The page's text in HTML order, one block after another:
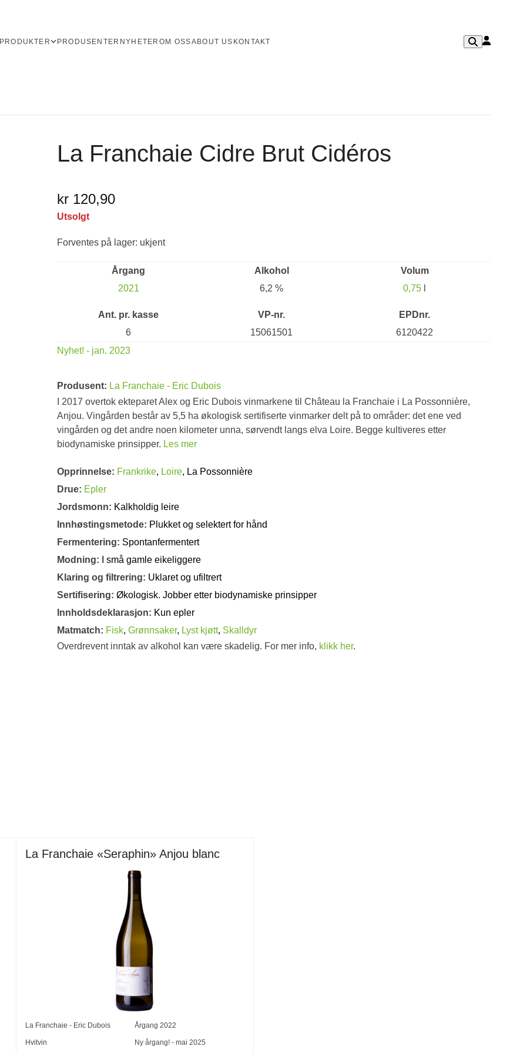
PRODUKTER PRODUSENTER NYHETER OM OSSABOUT US KONTAKT
La Franchaie Cidre Brut Cidéros
kr 120,90
Utsolgt
Forventes på lager: ukjent
Årgang
2021
Alkohol
6,2 %
Volum
0,75
Ant. pr. kasse
6
VP-nr.
15061501
EPDnr.
6120422
Nyhet! - jan. 2023
Produsent: La Franchaie - Eric Dubois
I 2017 overtok ekteparet Alex og Eric Dubois vinmarkene til Château la Franchaie i La Possonnière,
Anjou. Vingården består av 5,5 ha økologisk sertifiserte vinmarker delt på to områder: det ene ved
vingården og det andre noen kilometer unna, sørvendt langs elva Loire. Begge kultiveres etter
biodynamiske prinsipper. Les mer
Opprinnelse: Frankrike, Loire, La Possonnière
Drue: Epler
Jordsmonn: Kalkholdig leire
Innhøstingsmetode: Plukket og selektert for hånd
Fermentering: Spontanfermentert
Modning:
I små gamle eikeliggere
Klaring og filtrering: Uklaret og ufiltrert
Sertifisering: Økologisk. Jobber etter biodynamiske prinsipper
Innholdsdeklarasjon: Kun epler
Matmatch: Fisk, Grønnsaker, Lyst kjøtt, Skalldyr
Overdrevent inntak av alkohol kan være skadelig. For mer info, klikk her.
La Franchaie «Seraphin» Anjou blanc
La Franchaie - Eric Dubois Årgang2022
Hvitvin Ny årgang! - mai 2025